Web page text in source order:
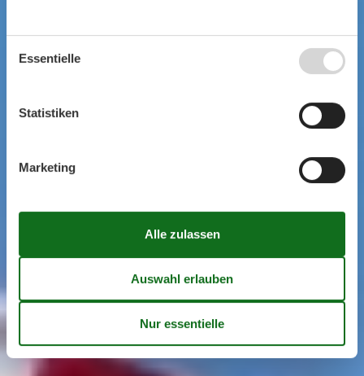
Essentielle
Statistiken
Marketing